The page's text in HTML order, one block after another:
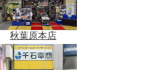
秋葉原本店